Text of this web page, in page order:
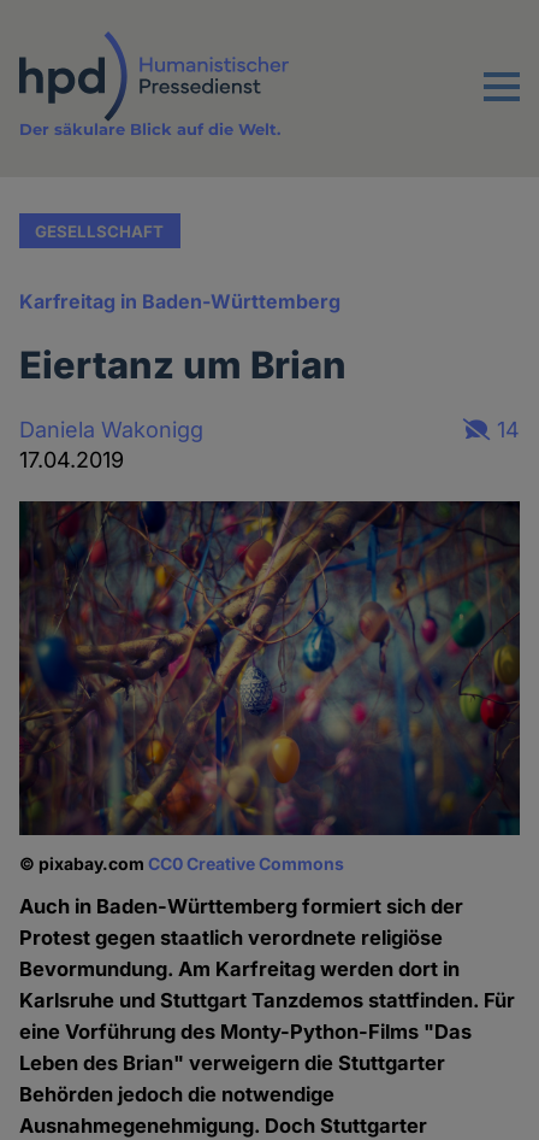
Inhalt
Menu
Der säkulare Blick auf die Welt.
GESELLSCHAFT
Karfreitag in Baden-Württemberg
Eiertanz um Brian
Daniela Wakonigg
17.04.2019
14
© pixabay.comCC0 Creative Commons
Auch in Baden-Württemberg formiert sich der
Protest gegen staatlich verordnete religiöse
Bevormundung. Am Karfreitag werden dort in
Karlsruhe und Stuttgart Tanzdemos stattfinden. Für
eine Vorführung des Monty-Python-Films "Das
Leben des Brian" verweigern die Stuttgarter
Behörden jedoch die notwendige
Ausnahmegenehmigung. Doch Stuttgarter